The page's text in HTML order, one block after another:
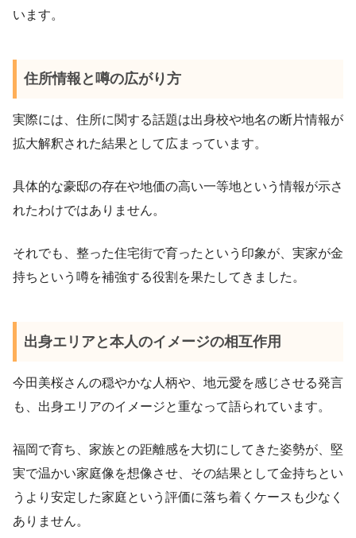
います。
住所情報と噂の広がり方
実際には、住所に関する話題は出身校や地名の断片情報が
拡大解釈された結果として広まっています。
具体的な豪邸の存在や地価の高い一等地という情報が示さ
れたわけではありません。
それでも、整った住宅街で育ったという印象が、実家が金
持ちという噂を補強する役割を果たしてきました。
出身エリアと本人のイメージの相互作用
今田美桜さんの穏やかな人柄や、地元愛を感じさせる発言
も、出身エリアのイメージと重なって語られています。
福岡で育ち、家族との距離感を大切にしてきた姿勢が、堅
実で温かい家庭像を想像させ、その結果として金持ちとい
うより安定した家庭という評価に落ち着くケースも少なく
ありません。